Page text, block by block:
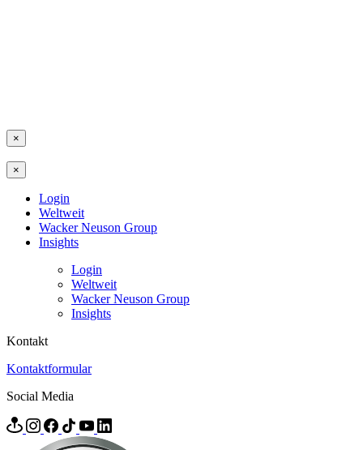
×
×
Login
Weltweit
Wacker Neuson Group
Insights
Login
Weltweit
Wacker Neuson Group
Insights
Kontakt
Kontaktformular
Social Media